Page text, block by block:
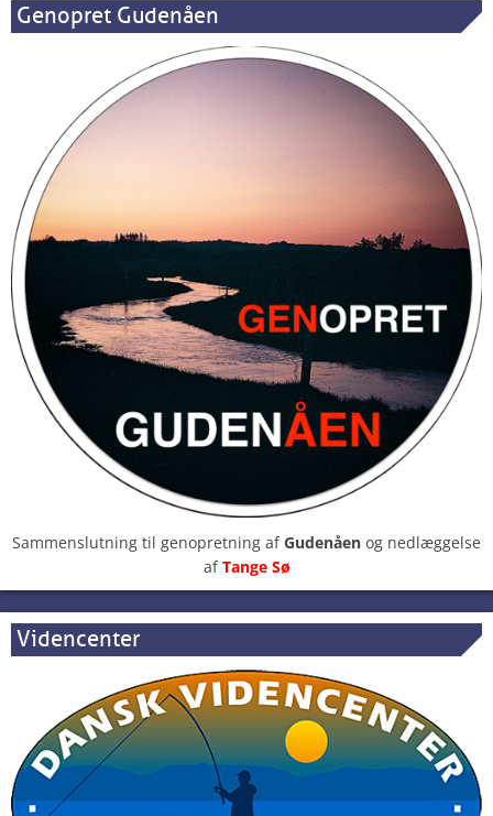
Genopret Gudenåen
Sammenslutning til genopretning afGudenåen og nedlæggelse
afTange Sø
Videncenter